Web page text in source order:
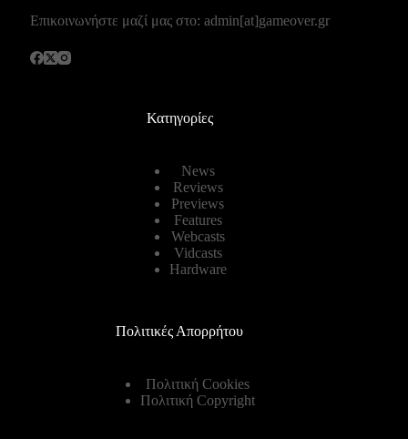
Επικοινωνήστε μαζί μας στο: admin[at]gameover.gr
Κατηγορίες
News
Reviews
Previews
Features
Webcasts
Vidcasts
Hardware
Πολιτικές Απορρήτου
Πολιτική Cookies
Πολιτική Copyright